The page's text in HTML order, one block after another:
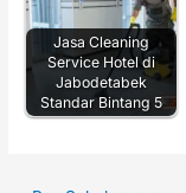
Jasa Cleaning
Service Hotel di
Jabodetabek
Standar Bintang 5